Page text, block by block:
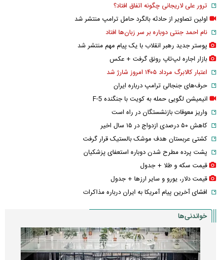
ترور علی لاریجانی چگونه اتفاق افتاد؟
اولین تصاویر از حادثه بالگرد حامل ترامپ منتشر شد
نام احمد جنتی دوباره بر سر زبان‌ها افتاد
پوستر جدید رهبر انقلاب با یک پیام مهم منتشر شد
بازار اجاره لپ‌تاپ رونق گرفت + عکس
اعتبار کالابرگ مرداد ۱۴۰۵ امروز شارژ شد
حرف‌های جنجالی ترامپ درباره ایران
انیمیشن لگویی حمله به کویت با جنگنده F-5
واریز معوقات بازنشستگان در راه است
کاهش ۵۰ درصدی ازدواج در ۱۵ سال اخیر
کشتی عربستان هدف موشک بالستیک قرار گرفت
پشت پرده مطرح شدن دوباره استعفای پزشکیان
قیمت سکه و طلا + جدول
قیمت دلار، یورو و سایر ارز‌ها + جدول
افشای آخرین پیام آمریکا به ایران درباره مذاکرات
خواندنی‌ها